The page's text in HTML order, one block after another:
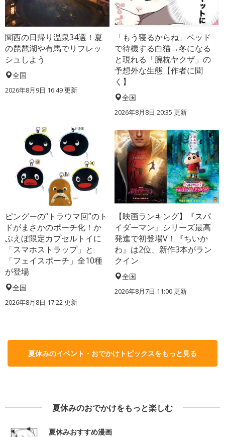
関西の日帰り温泉34選！夏
の琵琶湖や有馬でリフレッ
シュしよう
全国
2026年8月9日 16:49更新
「もう寝るからね」ベッド
で待機する白猫→冬になる
と現れる「腕枕ヤクザ」の
予想外な生態【作者に聞
く】
全国
2026年8月8日 20:35 更新
ピングーの“トラウマ回”のト
ドがまさかのポーチ化！か
ぷえぼ限定カプセルトイに
「スマホストラップ」と
「フェイスポーチ」全10種
が登場
全国
2026年8月8日 17:22更新
【映画ランキング】『スパ
イダーマン』シリーズ最高
発進で初登場V！『ちいか
わ』は2位、新作3本がラン
クイン
全国
2026年8月7日 11:00更新
夏休みのイベント・おでかけトピックスをもっと見る
夏休みのおでかけをもっと楽しむ
夏休みおすすめ漫画